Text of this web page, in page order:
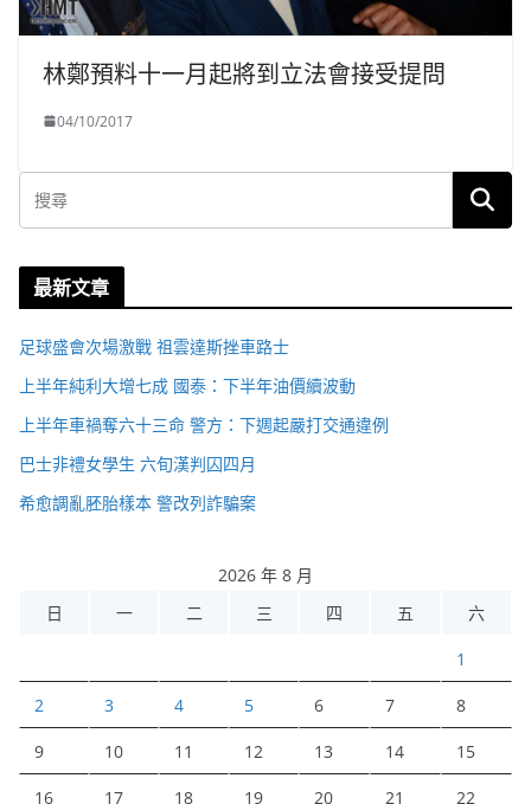
林鄭預料十一月起將到立法會接受提問
04/10/2017
最新文章
足球盛會次場激戰 祖雲達斯挫車路士
上半年純利大增七成 國泰：下半年油價續波動
上半年車禍奪六十三命 警方：下週起嚴打交通違例
巴士非禮女學生 六旬漢判囚四月
希愈調亂胚胎樣本 警改列詐騙案
2026 年 8 月
日
一 二 三 四 五 六
1
2 3 4 5 6 7 8
9 10 11 12 13 14 15
16 17 18 19 20 21 22